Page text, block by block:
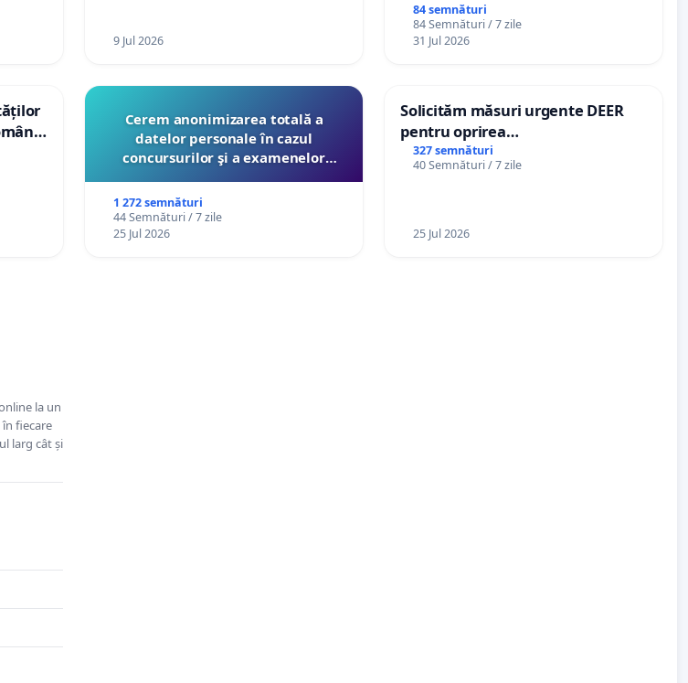
9 Jul 2026
84 semnături
84 Semnături / 7 zile
31 Jul 2026
în
Cerem anonimizarea totală a
datelor personale în cazul
concursurilor şi a examenelor
către Ministerul Educaţiei
1 272 semnături
44 Semnături / 7 zile
25 Jul 2026
Solicităm măsuri urgente DEER
pentru oprirea
microîntreruperilor bruște și
zilnice de curent în Sâncraiu de
327 semnături
40 Semnături / 7 zile
25 Jul 2026
la un
fiecare
larg cât și